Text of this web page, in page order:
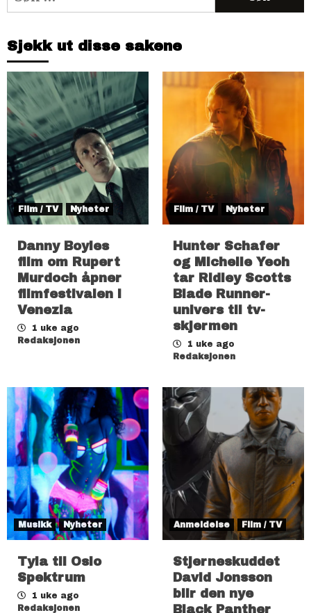
etter:
Sjekk ut disse sakene
Film / TV Nyheter
Danny Boyles
film om Rupert
Murdoch åpner
filmfestivalen i
Venezia
1 uke ago
Redaksjonen
Film / TV Nyheter
Hunter Schafer
og Michelle Yeoh
tar Ridley Scotts
Blade Runner-
univers til tv-
skjermen
1 uke ago
Redaksjonen
Musikk Nyheter
Tyla til Oslo
Spektrum
1 uke ago
Redaksjonen
Anmeldelse Film / TV
Stjerneskuddet
David Jonsson
blir den nye
Black Panther